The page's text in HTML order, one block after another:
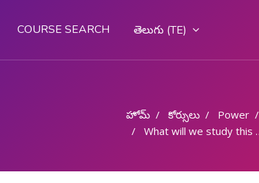
COURSE SEARCH తెలుగు ‎(TE)‎
హోమ్ కోర్సులు Power
What will we study this week - Hindi